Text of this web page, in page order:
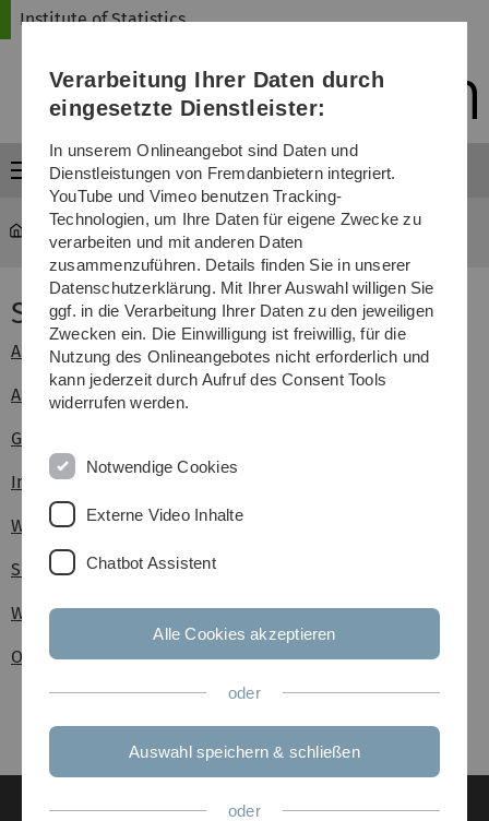
Direkt
Direkt
Direkt
(Sprache,
Drucken,
Media)
Direkt
Direkt
Institute of Statistics
Menü
Summer Semester 2020
Summer Semester 2020
Angewandte Statistik
ASPM (SAPS)
Generalisierte Regression und Verweildaueranalyse
Introduction to the Statistical Software R
Wirtschaftsstatistik
Seminar Mathematische Biometrie
WiMa-Praktikum II: Stochastik
Oberseminar Mathematische Biometrie
Verarbeitung Ihrer Daten durch
eingesetzte Dienstleister:
In unserem Onlineangebot sind Daten und
Dienstleistungen von Fremdanbietern integriert.
YouTube und Vimeo benutzen Tracking-
Technologien, um Ihre Daten für eigene Zwecke zu
verarbeiten und mit anderen Daten
zusammenzuführen. Details finden Sie in unserer
Datenschutzerklärung. Mit Ihrer Auswahl willigen Sie
ggf. in die Verarbeitung Ihrer Daten zu den jeweiligen
Zwecken ein. Die Einwilligung ist freiwillig, für die
Nutzung des Onlineangebotes nicht erforderlich und
kann jederzeit durch Aufruf des Consent Tools
widerrufen werden.
Notwendige Cookies
Externe Video Inhalte
Chatbot Assistent
Alle Cookies akzeptieren
oder
Auswahl speichern & schließen
oder